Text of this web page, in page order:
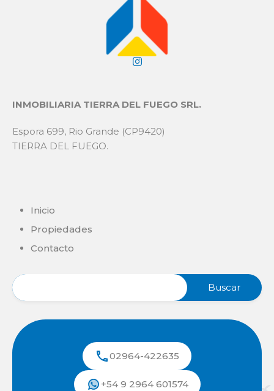
INMOBILIARIA TIERRA DEL FUEGO SRL.
Espora 699, Rio Grande (CP9420)
TIERRA DEL FUEGO.
Inicio
Propiedades
Contacto
02964-422635
+54 9 2964 601574